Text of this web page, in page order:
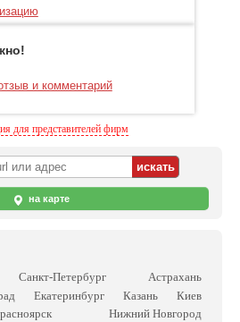
и комментарий
для представителей фирм
на карте
Санкт-Петербург
Астрахань
Екатеринбург Казань
Киев
Нижний Новгород